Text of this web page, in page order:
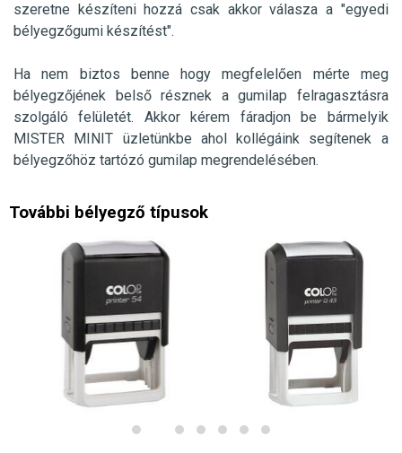
szeretne készíteni hozzá csak akkor válasza a "egyedi
bélyegzőgumi készítést".
Ha nem biztos benne hogy megfelelően mérte meg
bélyegzőjének belső résznek a gumilap felragasztásra
szolgáló felületét. Akkor kérem fáradjon be bármelyik
MISTER MINIT üzletünkbe ahol kollégáink segítenek a
bélyegzőhöz tartózó gumilap megrendelésében.
További bélyegző típusok